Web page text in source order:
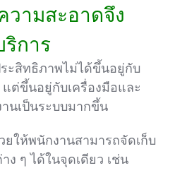
วามสะอาดจึง
การ
ะสิทธิภาพไม่ได้ขึ้นอยู่กับ
แต่ขึ้นอยู่กับเครื่องมือและ
นเป็นระบบมากขึ้น
ให้พนักงานสามารถจัดเก็บ
ๆ ได้ในจุดเดียว เช่น